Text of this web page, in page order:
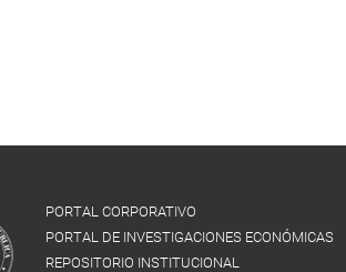
PORTAL CORPORATIVO
PORTAL DE INVESTIGACIONES ECONÓMICAS
REPOSITORIO INSTITUCIONAL